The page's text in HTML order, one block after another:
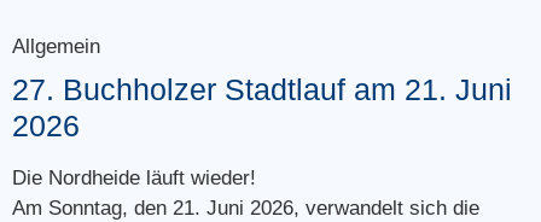
Allgemein
27. Buchholzer Stadtlauf am 21. Juni
2026
Die Nordheide läuft wieder!
Am Sonntag, den 21. Juni 2026, verwandelt sich die